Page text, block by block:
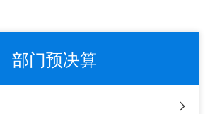
部门预决算